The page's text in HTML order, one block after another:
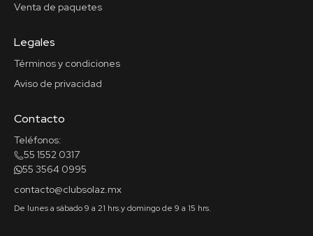
Venta de paquetes
Legales
Términos y condiciones
Aviso de privacidad
Contacto
Teléfonos:
55 1552 0317
55 3564 0995
contacto@clubsolaz.mx
De lunes a sábado 9 a 21 hrs.y domingo de 9 a 15 hrs.